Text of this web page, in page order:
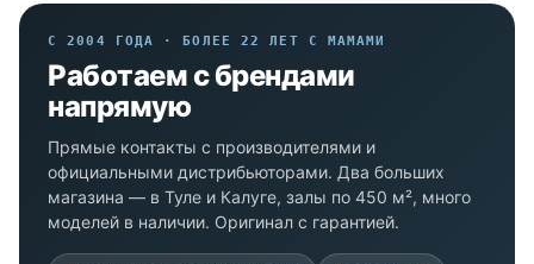
С 2004 ГОДА · БОЛЕЕ 22 ЛЕТ С МАМАМИ
Работаем с брендами
напрямую
Прямые контакты с производителями и
официальными дистрибьюторами. Два больших
магазина — в Туле и Калуге, залы по 450 м², много
моделей в наличии. Оригинал с гарантией.